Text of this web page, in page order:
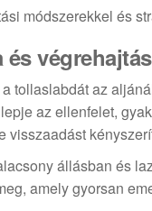
módszerekkel és
végrehajtás
tollaslabdát az
az ellenfelet,
visszaadást
állásban és
amely gyorsan